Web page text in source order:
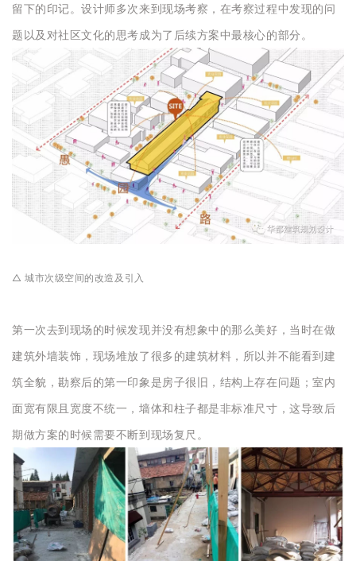
留下的印记。设计师多次来到现场考察，在考察过程中发现的问
题以及对社区文化的思考成为了后续方案中最核心的部分。
△ 城市次级空间的改造及引入
第一次去到现场的时候发现并没有想象中的那么美好，当时在做
建筑外墙装饰，现场堆放了很多的建筑材料，所以并不能看到建
筑全貌，勘察后的第一印象是房子很旧，结构上存在问题；室内
面宽有限且宽度不统一，墙体和柱子都是非标准尺寸，这导致后
期做方案的时候需要不断到现场复尺。